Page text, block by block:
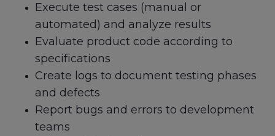
Execute test cases (manual or
automated) and analyze results
Evaluate product code according to
specifications
Create logs to document testing phases
and defects
Report bugs and errors to development
teams